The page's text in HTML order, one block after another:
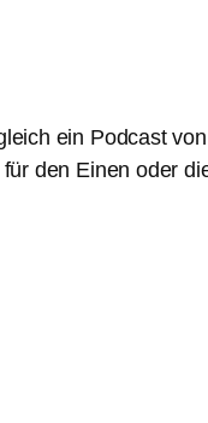
ein Podcast
den Einen oder